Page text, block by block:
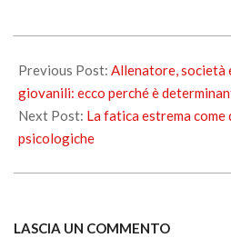
02-
11
Previous Post: Allenatore, società
giovanili: ecco perché è
Next Post: La fatica estrema
psicologiche
LASCIA UN COMMENTO